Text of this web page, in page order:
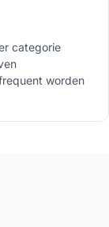
categorie
worden